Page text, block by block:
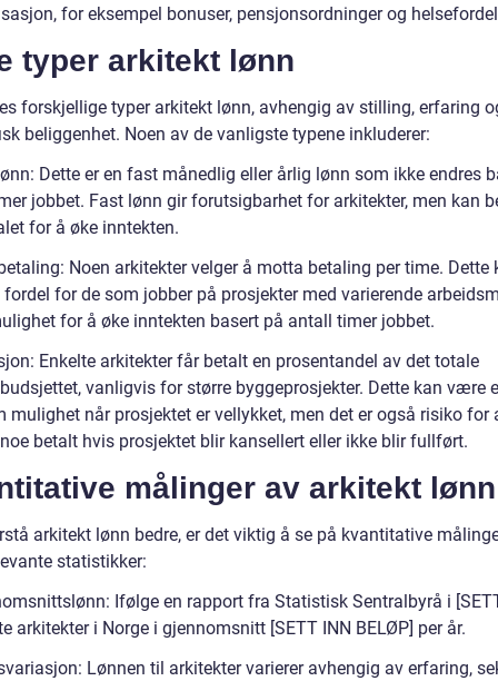
for eksempel bonuser, pensjonsordninger og
typer arkitekt lønn
forskjellige typer arkitekt lønn, avhengig av stilling, erfaring
beliggenhet. Noen av de vanligste typene inkluderer:
Dette er en fast månedlig eller årlig lønn som ikke endres
jobbet. Fast lønn gir forutsigbarhet for arkitekter, men kan
for å øke inntekten.
Noen arkitekter velger å motta betaling per time. Dette
for de som jobber på prosjekter med varierende
for å øke inntekten basert på antall timer jobbet.
Enkelte arkitekter får betalt en prosentandel av det totale
vanligvis for større byggeprosjekter. Dette kan være
mulighet når prosjektet er vellykket, men det er også risiko for
betalt hvis prosjektet blir kansellert eller ikke blir fullført.
målinger av arkitekt lønn
arkitekt lønn bedre, er det viktig å se på kvantitative
statistikker:
Ifølge en rapport fra Statistisk Sentralbyrå i
arkitekter i Norge i gjennomsnitt [SETT INN BELØP] per år.
Lønnen til arkitekter varierer avhengig av erfaring,